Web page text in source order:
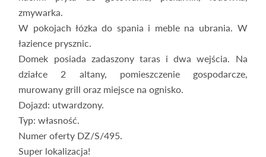
zmywarka.
W pokojach łózka do spania i meble na ubrania. W
łazience prysznic.
Domek posiada zadaszony taras i dwa wejścia. Na
działce 2 altany, pomieszczenie gospodarcze,
murowany grill oraz miejsce na ognisko.
Dojazd: utwardzony.
Typ: własność.
Numer oferty DZ/S/495.
Super lokalizacja!